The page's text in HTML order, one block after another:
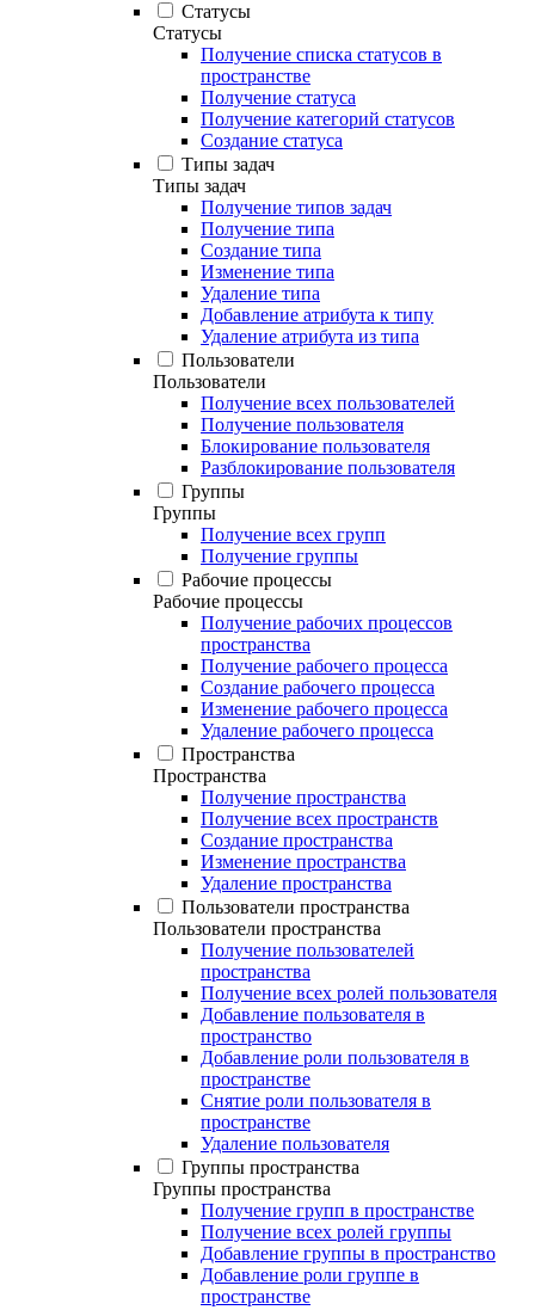
Статусы
Статусы
Получение списка статусов в
пространстве
Получение статуса
Получение категорий статусов
Создание статуса
Типы задач
Типы задач
Получение типов задач
Получение типа
Создание типа
Изменение типа
Удаление типа
Добавление атрибута к типу
Удаление атрибута из типа
Пользователи
Пользователи
Получение всех пользователей
Получение пользователя
Блокирование пользователя
Разблокирование пользователя
Группы
Группы
Получение всех групп
Получение группы
Рабочие процессы
Рабочие процессы
Получение рабочих процессов
пространства
Получение рабочего процесса
Создание рабочего процесса
Изменение рабочего процесса
Удаление рабочего процесса
Пространства
Пространства
Получение пространства
Получение всех пространств
Создание пространства
Изменение пространства
Удаление пространства
Пользователи пространства
Пользователи пространства
Получение пользователей
пространства
Получение всех ролей пользователя
Добавление пользователя в
пространство
Добавление роли пользователя в
пространстве
Снятие роли пользователя в
пространстве
Удаление пользователя
Группы пространства
Группы пространства
Получение групп в пространстве
Получение всех ролей группы
Добавление группы в пространство
Добавление роли группе в
пространстве